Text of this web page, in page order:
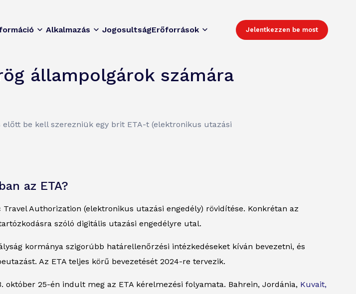
Alkalmazás JogosultságErőforrások Jelentkezzen be most
állampolgárok számára
be kell szerezniük egy brit ETA-t (elektronikus utazási
az ETA?
Travel Authorization (elektronikus utazási engedély) rövidítése. Konkrétan az
szóló digitális utazási engedélyre utal.
kormánya szigorúbb határellenőrzési intézkedéseket kíván bevezetni, és
Az ETA teljes körű bevezetését 2024-re tervezik.
október 25-én indult meg az ETA kérelmezési folyamata. Bahrein, Jordánia, Kuvait,